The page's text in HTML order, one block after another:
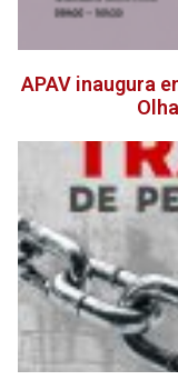
APAV inaugura